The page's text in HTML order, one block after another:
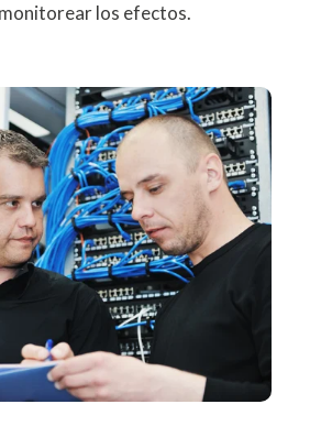
los efectos.